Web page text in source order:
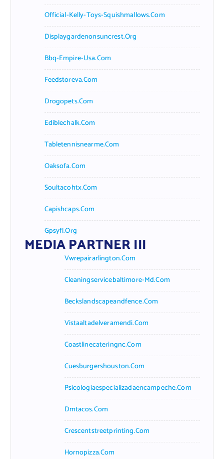
Official-Kelly-Toys-Squishmallows.com
Displaygardenonsuncrest.org
Bbq-Empire-Usa.com
Feedstoreva.com
Drogopets.com
Ediblechalk.com
Tabletennisnearme.com
Oaksofa.com
Soultacohtx.com
Capishcaps.com
Gpsyfl.org
MEDIA PARTNER III
Vwrepairarlington.com
Cleaningservicebaltimore-Md.com
Beckslandscapeandfence.com
Vistaaltadelveramendi.com
Coastlinecateringnc.com
Cuesburgershouston.com
Psicologiaespecializadaencampeche.com
Dmtacos.com
Crescentstreetprinting.com
Hornopizza.com